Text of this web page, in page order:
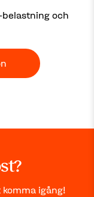
och
igång!